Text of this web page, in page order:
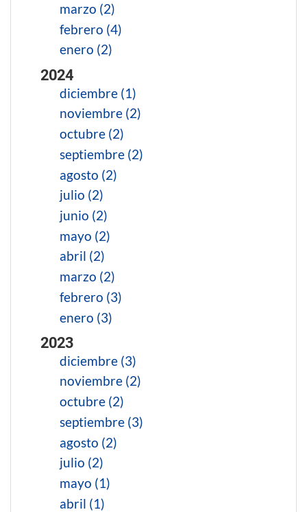
marzo (2)
febrero (4)
enero (2)
2024
diciembre (1)
noviembre (2)
octubre (2)
septiembre (2)
agosto (2)
julio (2)
junio (2)
mayo (2)
abril (2)
marzo (2)
febrero (3)
enero (3)
2023
diciembre (3)
noviembre (2)
octubre (2)
septiembre (3)
agosto (2)
julio (2)
mayo (1)
abril (1)